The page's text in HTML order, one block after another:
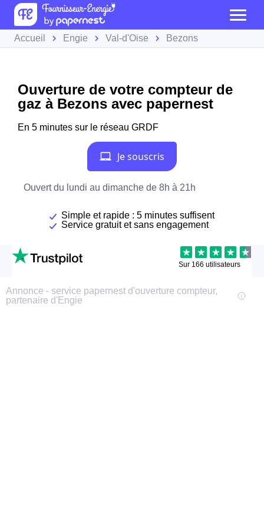
Accueil Engie Val-d'Oise Bezons